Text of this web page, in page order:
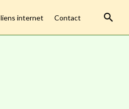
liens internet Contact